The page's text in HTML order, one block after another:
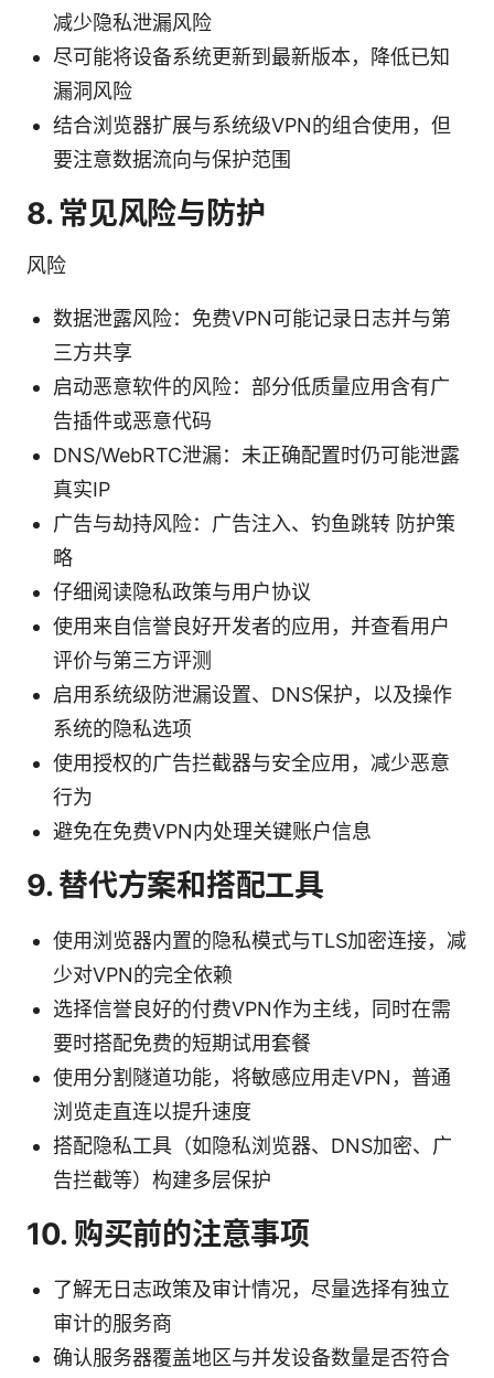
减少隐私泄漏风险
尽可能将设备系统更新到最新版本，降低已知
漏洞风险
结合浏览器扩展与系统级VPN的组合使用，但
要注意数据流向与保护范围
8. 常见风险与防护
风险
数据泄露风险：免费VPN可能记录日志并与第
三方共享
启动恶意软件的风险：部分低质量应用含有广
告插件或恶意代码
DNS/WebRTC泄漏：未正确配置时仍可能泄露
真实IP
广告与劫持风险：广告注入、钓鱼跳转 防护策
略
仔细阅读隐私政策与用户协议
使用来自信誉良好开发者的应用，并查看用户
评价与第三方评测
启用系统级防泄漏设置、DNS保护，以及操作
系统的隐私选项
使用授权的广告拦截器与安全应用，减少恶意
行为
避免在免费VPN内处理关键账户信息
9. 替代方案和搭配工具
使用浏览器内置的隐私模式与TLS加密连接，减
少对VPN的完全依赖
选择信誉良好的付费VPN作为主线，同时在需
要时搭配免费的短期试用套餐
使用分割隧道功能，将敏感应用走VPN，普通
浏览走直连以提升速度
搭配隐私工具（如隐私浏览器、DNS加密、广
告拦截等）构建多层保护
10. 购买前的注意事项
了解无日志政策及审计情况，尽量选择有独立
审计的服务商
确认服务器覆盖地区与并发设备数量是否符合